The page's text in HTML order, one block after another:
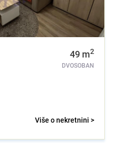
49 m2
DVOSOBAN
Više o nekretnini >